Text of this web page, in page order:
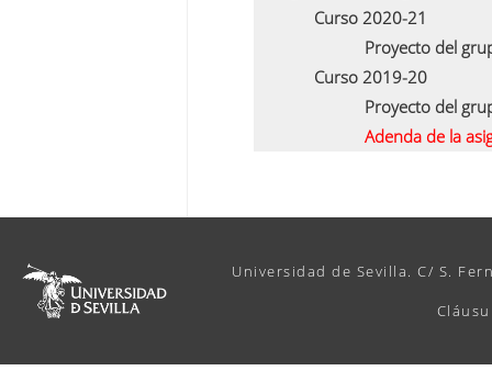
Curso 2020-21
Proyecto del
Curso 2019-20
Proyecto del
Adenda de la
Universidad de Sevilla. C/ S.